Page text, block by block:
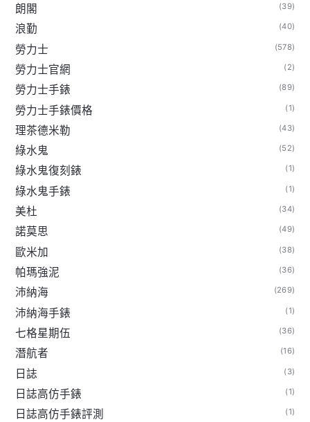
朗閣 (39)
浪勤 (40)
勞力士 (578)
勞力士官網 (2)
勞力士手錶 (89)
勞力士手錶價格 (1)
理茶德米勒 (43)
綠水鬼 (52)
綠水鬼復刻錶 (1)
綠水鬼手錶 (1)
美杜 (34)
諾莫思 (49)
歐米加 (38)
帕瑪強泥 (36)
沛納海 (269)
沛納海手錶 (1)
七格星期伍 (36)
潛航者 (16)
日誌 (3)
日誌高仿手錶 (1)
日誌高仿手錶評測 (1)